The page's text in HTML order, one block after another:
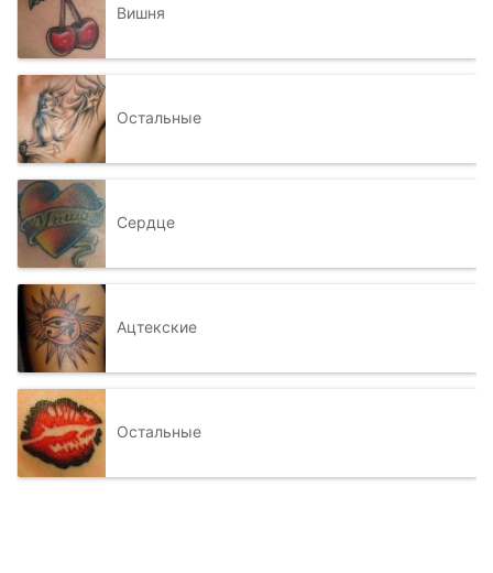
Вишня
Остальные
Сердце
Ацтекские
Остальные